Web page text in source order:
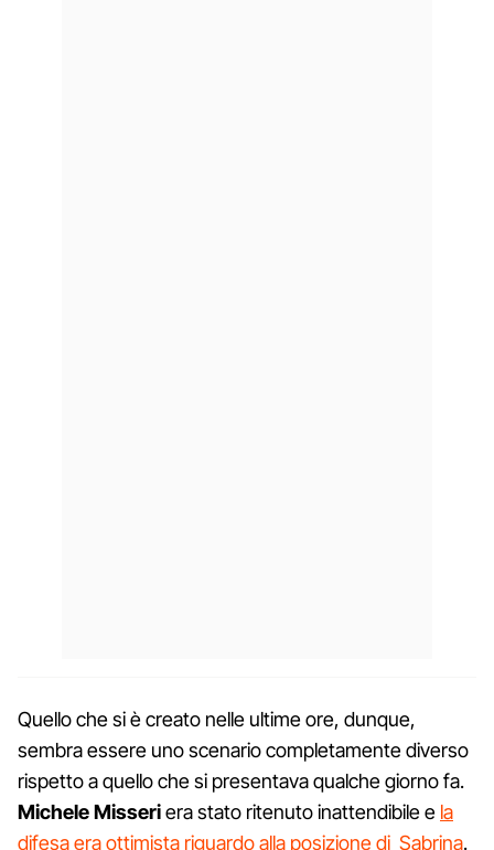
Quello che si è creato nelle ultime ore, dunque,
sembra essere uno scenario completamente diverso
rispetto a quello che si presentava qualche giorno fa.
Michele Misseriera stato ritenuto inattendibile e la
difesa era ottimista riguardo alla posizione di Sabrina.